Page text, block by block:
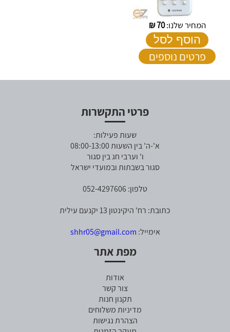
המחיר שלנו:70
₪
הוסף לסל
פרטים נוספים
פרטי התקשרות
שעות פעילות:
א'-ה' בין השעות 08:00-13:00
ו' וערבי חג בין סגור
סגור בשבתות ובמועדי ישראל
טלפון: 052-4297606
כתובת: רח' היקינטון 13 יקנעם עילית
אימייל: shhr05@gmail.com
מפת אתר
אודות
צור קשר
תקנון חנות
מדיניות משלוחים
הצהרת נגישות